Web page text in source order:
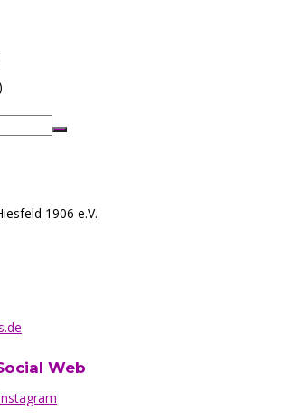
1906 e.V.
Web